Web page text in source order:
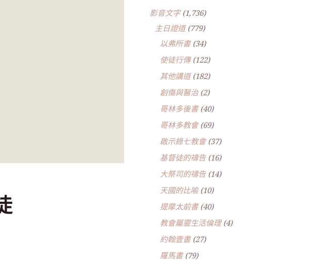
影音文字(1,736)
主日證道(779)
以弗所書(34)
使徒行傳(122)
其他講道(182)
創傷與醫治(2)
哥林多後書(40)
哥林多教會(69)
啟示錄七教會(37)
基督徒的禱告(16)
大祭司的禱告(14)
天國的比喻(10)
提摩太前書(40)
教會屬靈生活倫理(4)
約翰壹書(27)
羅馬書(79)